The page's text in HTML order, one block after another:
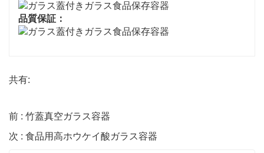
品質保証：
共有:
前 : 竹蓋真空ガラス容器
次 : 食品用高ホウケイ酸ガラス容器